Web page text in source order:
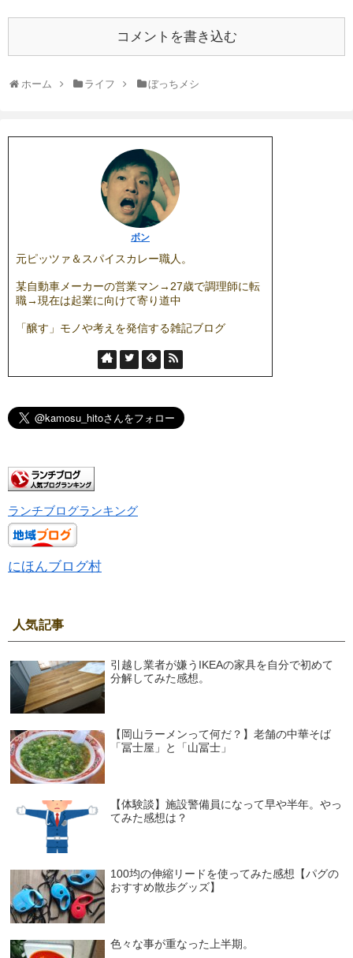
コメントを書き込む
ホーム ライフ ぼっちメシ
ボン
元ピッツァ＆スパイスカレー職人。
某自動車メーカーの営業マン→27歳で調理師に転
職→現在は起業に向けて寄り道中
「醸す」モノや考えを発信する雑記ブログ
ランチブログランキング
にほんブログ村
人気記事
引越し業者が嫌うIKEAの家具を自分で初めて
分解してみた感想。
【岡山ラーメンって何だ？】老舗の中華そば
「冨士屋」と「山冨士」
【体験談】施設警備員になって早や半年。やっ
てみた感想は？
100均の伸縮リードを使ってみた感想【パグの
おすすめ散歩グッズ】
色々な事が重なった上半期。